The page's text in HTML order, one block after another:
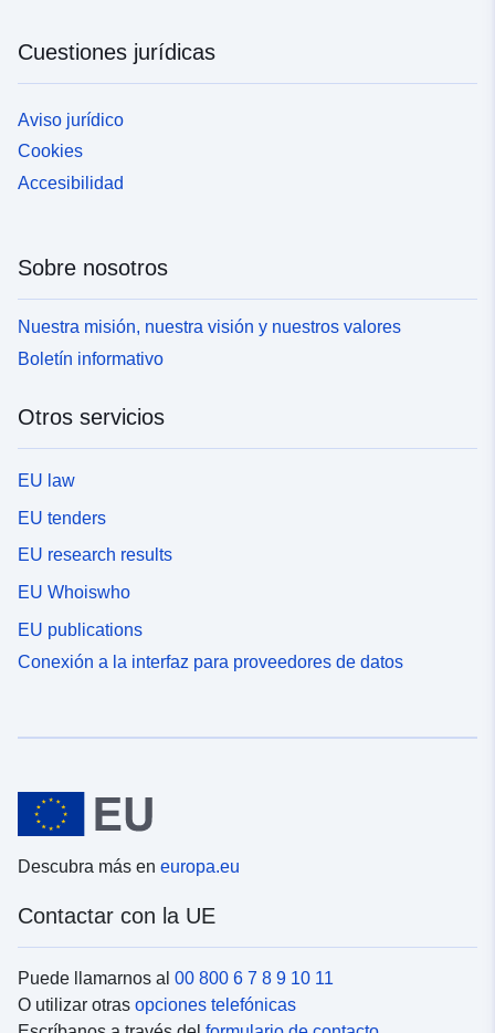
Cuestiones jurídicas
Aviso jurídico
Cookies
Accesibilidad
Sobre nosotros
Nuestra misión, nuestra visión y nuestros valores
Boletín informativo
Otros servicios
EU law
EU tenders
EU research results
EU Whoiswho
EU publications
Conexión a la interfaz para proveedores de datos
Descubra más en europa.eu
Contactar con la UE
Puede llamarnos al 00 800 6 7 8 9 10 11
O utilizar otras opciones telefónicas